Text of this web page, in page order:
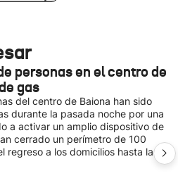
personas en el centro de
gas
del centro de Baiona han sido
durante la pasada noche por una
a activar un amplio dispositivo de
cerrado un perímetro de 100
regreso a los domicilios hasta la